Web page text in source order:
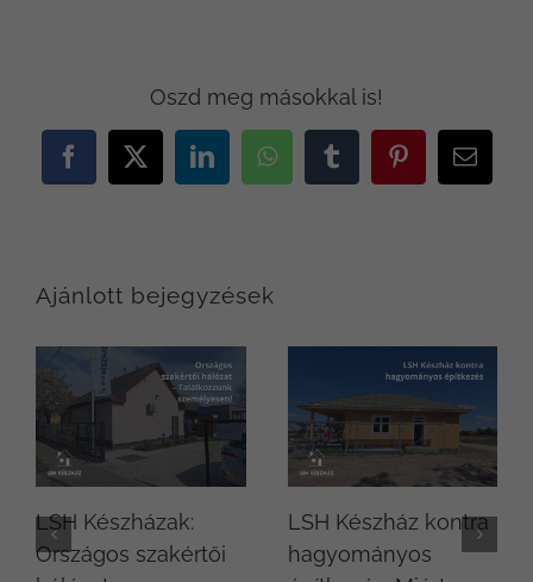
Oszd meg másokkal is!
Facebook
X LinkedInWhatsAppTumblrPinterestEmail:
Ajánlott bejegyzések
LSH Készházak:
Országos szakértői
LSH Készház kontra
hagyományos